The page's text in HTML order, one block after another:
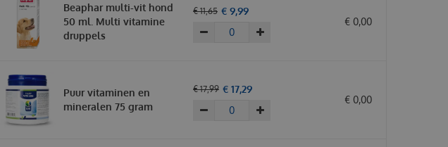
Beaphar multi-vit hond
50 ml. Multi vitamine
druppels
€ 11,65 € 9,99
€ 0,00
Puur vitaminen en
mineralen 75 gram
€ 17,99 € 17,29
€ 0,00